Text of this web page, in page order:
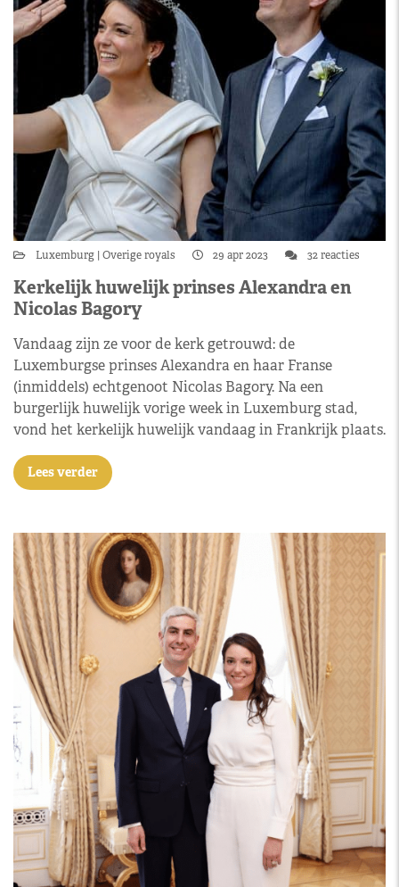
Luxemburg Overige royals 29 apr 2023 32 reacties
Kerkelijk huwelijk prinses Alexandra en
Nicolas Bagory
Vandaag zijn ze voor de kerk getrouwd: de
Luxemburgse prinses Alexandra en haar Franse
(inmiddels) echtgenoot Nicolas Bagory. Na een
burgerlijk huwelijk vorige week in Luxemburg stad,
vond het kerkelijk huwelijk vandaag in Frankrijk plaats.
Lees verder